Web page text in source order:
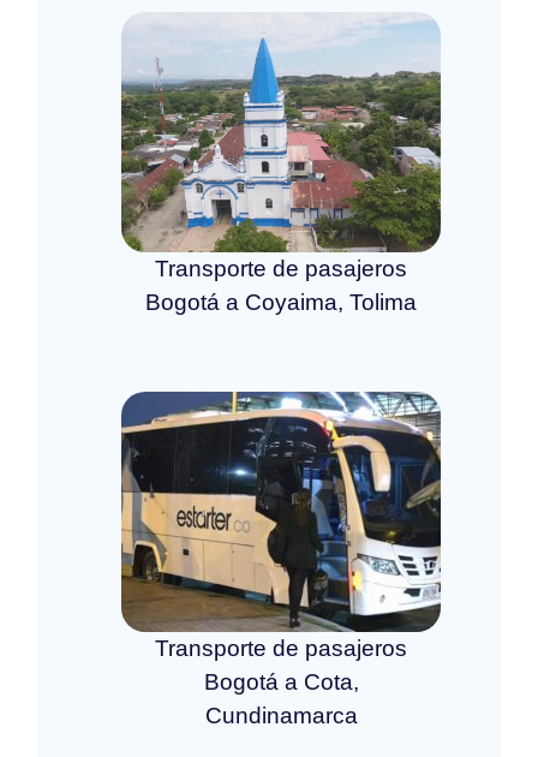
Transporte de pasajeros
Bogotá a Coyaima, Tolima
Transporte de pasajeros
Bogotá a Cota,
Cundinamarca